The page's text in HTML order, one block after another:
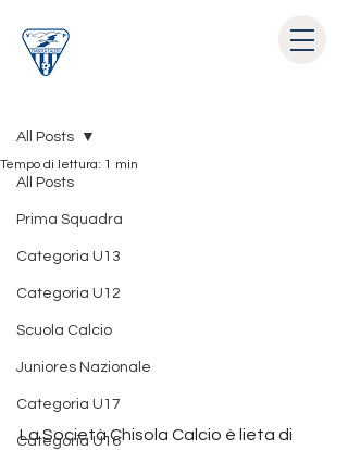
All Posts
Prima Squadra
Categoria U13
Categoria U12
Scuola Calcio
Juniores Nazionale
Categoria U17
Categoria U16
All Posts
Tempo di lettura: 1 min
La Società Chisola Calcio è lieta di